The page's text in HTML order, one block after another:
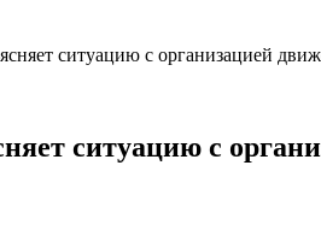
ситуацию с организацией
ситуацию с